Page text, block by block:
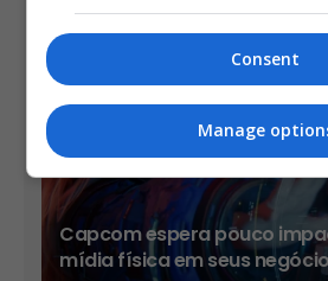
Capcom espera pouco
mídia física em seus
Consent
Manage